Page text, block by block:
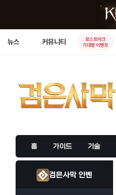
뉴스 커뮤니티
로스트아크
기대평 이벤트
홈 가이드 기술
검은사막 인벤